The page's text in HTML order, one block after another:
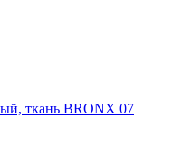
ткань BRONX 07